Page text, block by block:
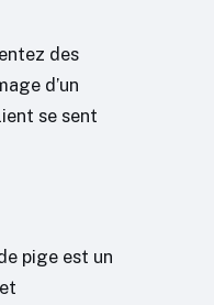
des
d’un
se sent
pige est un